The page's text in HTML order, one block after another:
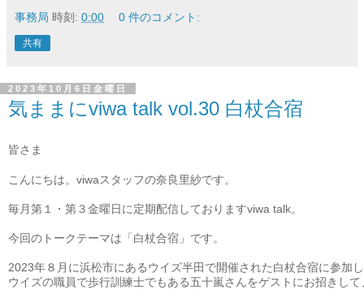
事務局 時刻: 0:00 0 件のコメント:
共有
2023年10月6日金曜日
気ままにviwa talk vol.30 白杖合宿
皆さま
こんにちは。viwaスタッフの奈良里紗です。
毎月第１・第３金曜日に定期配信しておりますviwa talk。
今回のトークテーマは「白杖合宿」です。
2023年８月に浜松市にあるウイズ半田で開催された白杖合宿に参加
ウイズの職員で歩行訓練士でもある五十嵐さんをゲストにお招きし